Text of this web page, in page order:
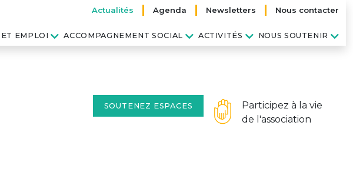
Nous contacter
Newsletters
Agenda
Actualités
EMPLOI ACCOMPAGNEMENT SOCIAL ACTIVITÉS NOUS SOUTENIR
SOUTENEZ ESPACES
Participez à la vie
de l'association